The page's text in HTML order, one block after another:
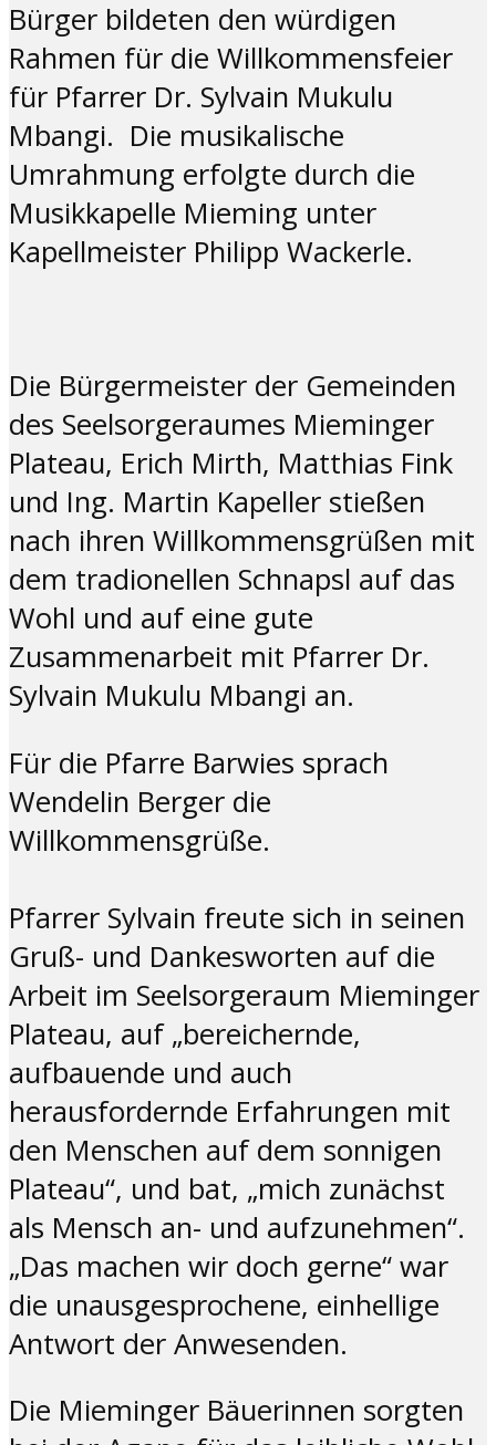
Bürger bildeten den würdigen
Rahmen für die Willkommensfeier
für Pfarrer Dr. Sylvain Mukulu
Mbangi. Die musikalische
Umrahmung erfolgte durch die
Musikkapelle Mieming unter
Kapellmeister Philipp Wackerle.
Die Bürgermeister der Gemeinden
des Seelsorgeraumes Mieminger
Plateau, Erich Mirth, Matthias Fink
und Ing. Martin Kapeller stießen
nach ihren Willkommensgrüßen mit
dem tradionellen Schnapsl auf das
Wohl und auf eine gute
Zusammenarbeit mit Pfarrer Dr.
Sylvain Mukulu Mbangi an.
Für die Pfarre Barwies sprach
Wendelin Berger die
Willkommensgrüße.
Pfarrer Sylvain freute sich in seinen
Gruß- und Dankesworten auf die
Arbeit im Seelsorgeraum Mieminger
Plateau, auf „bereichernde,
aufbauende und auch
herausfordernde Erfahrungen mit
den Menschen auf dem sonnigen
Plateau“, und bat, „mich zunächst
als Mensch an- und aufzunehmen“.
„Das machen wir doch gerne“ war
die unausgesprochene, einhellige
Antwort der Anwesenden.
Die Mieminger Bäuerinnen sorgten